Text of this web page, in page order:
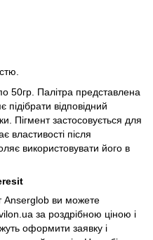
50гр. Палітра представлена
відповідний
Пігмент застосовується для
властивості після
використовувати його в
Anserglob ви можете
за роздрібною ціною і
оформити заявку і